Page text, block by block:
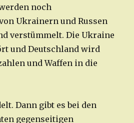
noch
Ukrainern und Russen
verstümmelt. Die Ukraine
und Deutschland wird
und Waffen in die
Dann gibt es bei den
gegenseitigen